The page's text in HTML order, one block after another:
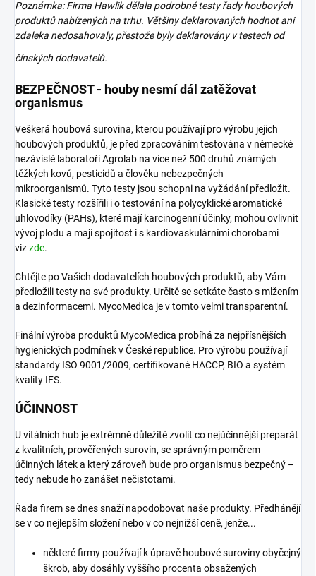
Poznámka: Firma Hawlik dělala podrobné testy řady houbových
produktů nabízených na trhu. Většiny deklarovaných hodnot ani
zdaleka nedosahovaly, přestože byly deklarovány v testech od
čínských dodavatelů.
BEZPEČNOST - houby nesmí dál zatěžovat
organismus
Veškerá houbová surovina, kterou používají pro výrobu jejich
houbových produktů, je před zpracováním testována v německé
nezávislé laboratoři Agrolab na více než 500 druhů známých
těžkých kovů, pesticidů a člověku nebezpečných
mikroorganismů. Tyto testy jsou schopni na vyžádání předložit.
Klasické testy rozšířili i o testování na polycyklické aromatické
uhlovodíky (PAHs), které mají karcinogenní účinky, mohou ovlivnit
vývoj plodu a mají spojitost i s kardiovaskulárními chorobami
vizzde.
Chtějte po Vašich dodavatelích houbových produktů, aby Vám
předložili testy na své produkty. Určitě se setkáte často s mlžením
a dezinformacemi. MycoMedica je v tomto velmi transparentní.
Finální výroba produktů MycoMedica probíhá za nejpřísnějších
hygienických podmínek v České republice. Pro výrobu používají
standardy ISO 9001/2009, certifikované HACCP, BIO a systém
kvality IFS.
ÚČINNOST
U vitálních hub je extrémně důležité zvolit co nejúčinnější preparát
z kvalitních, prověřených surovin, se správným poměrem
účinných látek a který zároveň bude pro organismus bezpečný –
tedy nebude ho zanášet nečistotami.
Řada firem se dnes snaží napodobovat naše produkty. Předhánějí
se v co nejlepším složení nebo v co nejnižší ceně, jenže...
některé firmy používají k úpravě houbové suroviny obyčejný
škrob, aby dosáhly vyššího procenta obsažených